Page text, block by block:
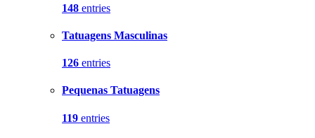
148 entries
Tatuagens Masculinas
126 entries
Pequenas Tatuagens
119 entries